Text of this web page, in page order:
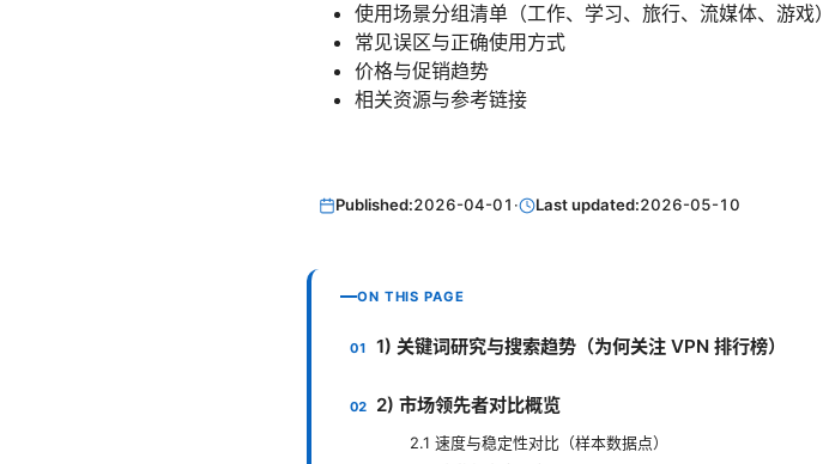
使用场景分组清单（工作、学习、旅行、流媒体、游戏）
常见误区与正确使用方式
价格与促销趋势
相关资源与参考链接
Published:2026-04-01 · Last updated:2026-05-10
ON THIS PAGE
1) 关键词研究与搜索趋势（为何关注 VPN 排行榜）
2) 市场领先者对比概览
2.1 速度与稳定性对比（样本数据点）